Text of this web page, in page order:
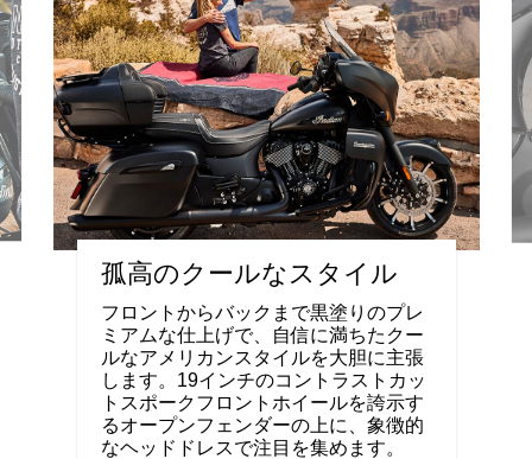
孤高のクールなスタイル
フロントからバックまで黒塗りのプレ
ミアムな仕上げで、自信に満ちたクー
ルなアメリカンスタイルを大胆に主張
します。19インチのコントラストカッ
トスポークフロントホイールを誇示す
るオープンフェンダーの上に、象徴的
なヘッドドレスで注目を集めます。